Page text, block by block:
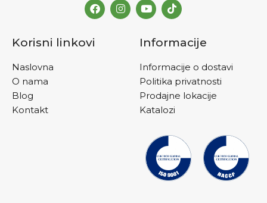
Korisni linkovi
Naslovna
O nama
Blog
Kontakt
Informacije
Informacije o dostavi
Politika privatnosti
Prodajne lokacije
Katalozi